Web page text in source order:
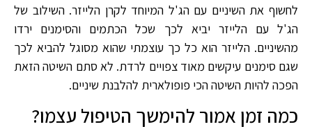
לחשוף את השיניים עם הג'ל המיוחד לקרן הלייזר. השילוב של
הג'ל עם הלייזר יביא לכך שכל הכתמים והסימנים ירדו
מהשיניים. הלייזר הוא כל כך עוצמתי שהוא מסוגל להביא לכך
שגם סימנים עיקשים מאוד צפויים לרדת. לא סתם השיטה הזאת
הפכה להיות השיטה הכי פופולארית להלבנת שיניים.
כמה זמן אמור להימשך הטיפול עצמו?